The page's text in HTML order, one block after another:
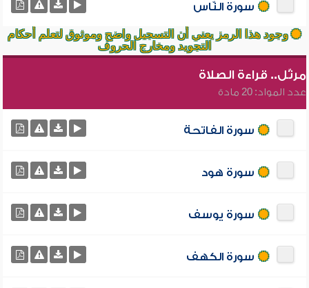
سورة النّاس
وجود هذا الرمز يعني أن التسجيل واضح وموثوق لتعلم أحكام
التجويد ومخارج الحروف
مرتّل.. قراءة الصلاة
عدد المواد: 20 مادة
سورة الفاتحة
سورة هود
سورة يوسف
سورة الكهف